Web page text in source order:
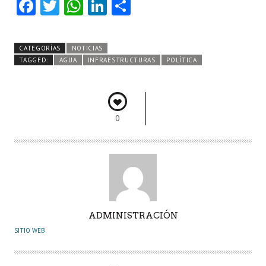
Fa
b
o
T
itt
er
W
ts
A
Li
e
dI pa
CATEGORÍAS
NOTICIAS
TAGGED:
AGUA INFRAESTRUCTURAS POLÍTICA
0
U
O
ADMINISTRACIÓN
SITIO WEB